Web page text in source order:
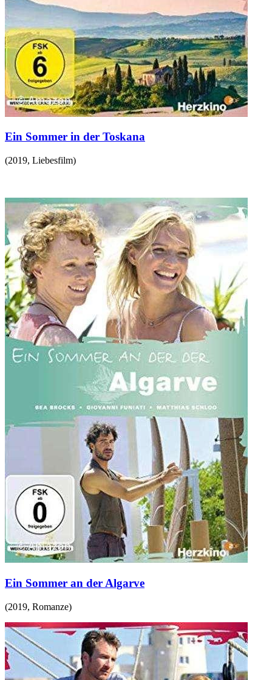
Ein Sommer in der Toskana
(2019, Liebesfilm)
Ein Sommer an der Algarve
(2019, Romanze)